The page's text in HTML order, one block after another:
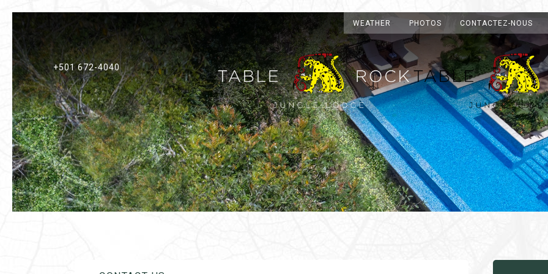
WEATHER PHOTOS CONTACTEZ-NOUS
+501 672-4040
Previous slide